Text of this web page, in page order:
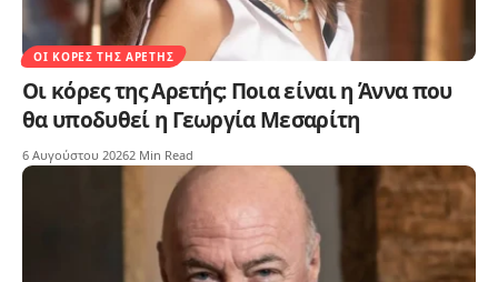
ΟΙ ΚΌΡΕΣ ΤΗΣ ΑΡΕΤΉΣ
Οι κόρες της Αρετής: Ποια είναι η Άννα που
θα υποδυθεί η Γεωργία Μεσαρίτη
6 Αυγούστου 20262 Min Read